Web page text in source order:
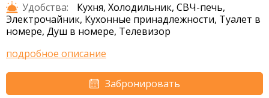
Удобства:
Кухня, Холодильник, СВЧ-печь,
Электрочайник, Кухонные принадлежности, Туалет в
номере, Душ в номере, Телевизор
подробное описание
Забронировать